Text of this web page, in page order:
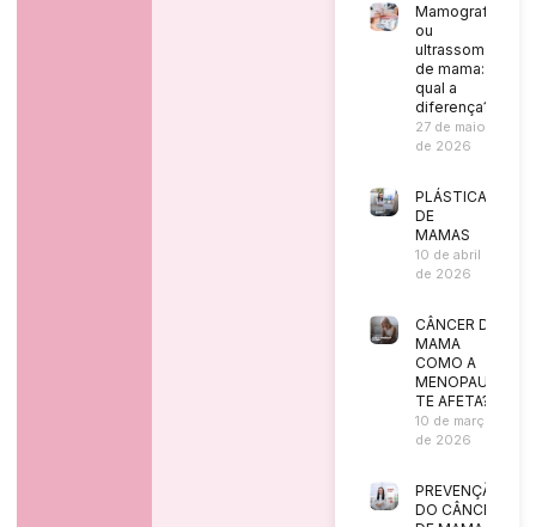
Mamografia
ou
ultrassom
de mama:
qual a
diferença?
27 de maio
de 2026
PLÁSTICA
DE
MAMAS
10 de abril
de 2026
CÂNCER DE
MAMA
COMO A
MENOPAUSA
TE AFETA?
10 de março
de 2026
PREVENÇÃO
DO CÂNCER